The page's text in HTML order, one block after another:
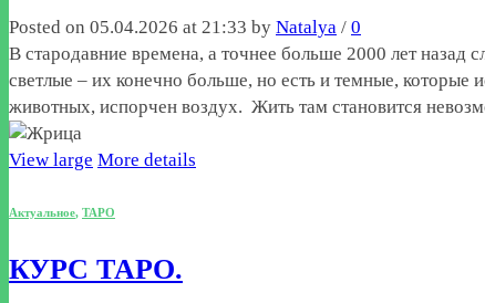
Posted on 05.04.2026 at 21:33 by Natalya / 0
В стародавние времена, а точнее больше 2000 лет назад
светлые – их конечно больше, но есть и темные,
животных, испорчен воздух. Жить там становится
View large More details
Актуальное, ТАРО
КУРС ТАРО.